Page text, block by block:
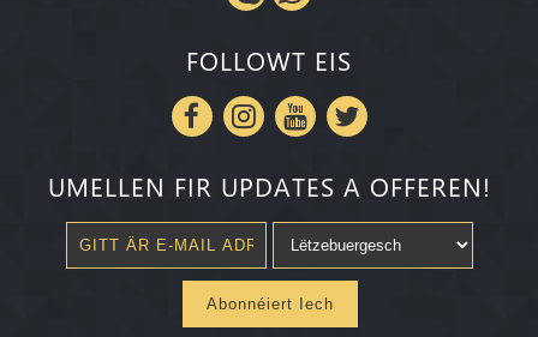
FOLLOWT EIS
UMELLEN FIR UPDATES A OFFEREN!
Abonnéiert Iech